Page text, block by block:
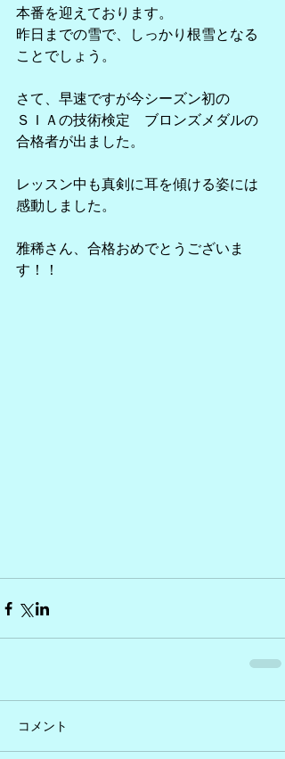
本番を迎えております。
昨日までの雪で、しっかり根雪となる
ことでしょう。
さて、早速ですが今シーズン初の
ＳＩＡの技術検定　ブロンズメダルの
合格者が出ました。
レッスン中も真剣に耳を傾ける姿には
感動しました。
雅稀さん、合格おめでとうございま
す！！
コメント